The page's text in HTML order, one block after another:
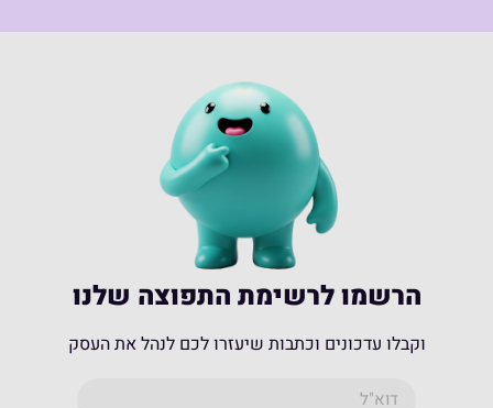
הרשמו לרשימת התפוצה שלנו
וקבלו עדכונים וכתבות שיעזרו לכם לנהל את העסק